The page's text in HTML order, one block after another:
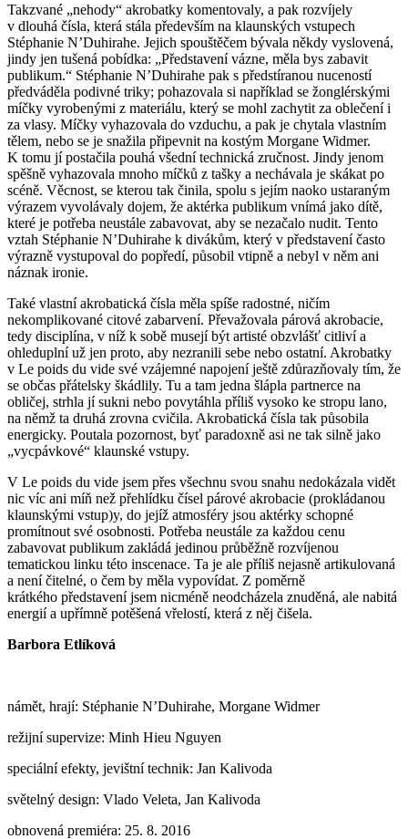
Takzvané „nehody“ akrobatky komentovaly, a pak rozvíjely
v dlouhá čísla, která stála především na klaunských vstupech
Stéphanie N’Duhirahe. Jejich spouštěčem bývala někdy vyslovená,
jindy jen tušená pobídka: „Představení vázne, měla bys zabavit
publikum.“ Stéphanie N’Duhirahe pak s předstíranou nuceností
předváděla podivné triky; pohazovala si například se žonglérskými
míčky vyrobenými z materiálu, který se mohl zachytit za oblečení i
za vlasy. Míčky vyhazovala do vzduchu, a pak je chytala vlastním
tělem, nebo se je snažila připevnit na kostým Morgane Widmer.
K tomu jí postačila pouhá všední technická zručnost. Jindy jenom
spěšně vyhazovala mnoho míčků z tašky a nechávala je skákat po
scéně. Věcnost, se kterou tak činila, spolu s jejím naoko ustaraným
výrazem vyvolávaly dojem, že aktérka publikum vnímá jako dítě,
které je potřeba neustále zabavovat, aby se nezačalo nudit. Tento
vztah Stéphanie N’Duhirahe k divákům, který v představení často
výrazně vystupoval do popředí, působil vtipně a nebyl v něm ani
náznak ironie.
Také vlastní akrobatická čísla měla spíše radostné, ničím
nekomplikované citové zabarvení. Převažovala párová akrobacie,
tedy disciplína, v níž k sobě musejí být artisté obzvlášť citliví a
ohleduplní už jen proto, aby nezranili sebe nebo ostatní. Akrobatky
v Le poids du vide své vzájemné napojení ještě zdůrazňovaly tím, že
se občas přátelsky škádlily. Tu a tam jedna šlápla partnerce na
obličej, strhla jí sukni nebo povytáhla příliš vysoko ke stropu lano,
na němž ta druhá zrovna cvičila. Akrobatická čísla tak působila
energicky. Poutala pozornost, byť paradoxně asi ne tak silně jako
„vycpávkové“ klaunské vstupy.
V Le poids du vide jsem přes všechnu svou snahu nedokázala vidět
nic víc ani míň než přehlídku čísel párové akrobacie (prokládanou
klaunskými vstup)y, do jejíž atmosféry jsou aktérky schopné
promítnout své osobnosti. Potřeba neustále za každou cenu
zabavovat publikum zakládá jedinou průběžně rozvíjenou
tematickou linku této inscenace. Ta je ale příliš nejasně artikulovaná
a není čitelné, o čem by měla vypovídat. Z poměrně
krátkého představení jsem nicméně neodcházela znuděná, ale nabitá
energií a upřímně potěšená vřelostí, která z něj čišela.
Barbora Etlíková
námět, hrají: Stéphanie N’Duhirahe, Morgane Widmer
režijní supervize: Minh Hieu Nguyen
speciální efekty, jevištní technik: Jan Kalivoda
světelný design: Vlado Veleta, Jan Kalivoda
obnovená premiéra: 25. 8. 2016